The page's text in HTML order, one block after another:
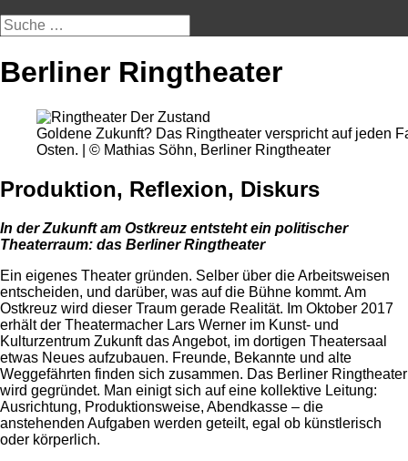
Suche
nach:
Berliner Ringtheater
Goldene Zukunft? Das Ringtheater verspricht auf jeden
Osten. | © Mathias Söhn, Berliner Ringtheater
Produktion, Reflexion, Diskurs
In der Zukunft am Ostkreuz entsteht ein politischer
Theaterraum: das Berliner Ringtheater
Ein eigenes Theater gründen. Selber über die Arbeitsweisen
entscheiden, und darüber, was auf die Bühne kommt. Am
Ostkreuz wird dieser Traum gerade Realität. Im Oktober 2017
erhält der Theatermacher Lars Werner im Kunst- und
Kulturzentrum Zukunft das Angebot, im dortigen Theatersaal
etwas Neues aufzubauen. Freunde, Bekannte und alte
Weggefährten finden sich zusammen. Das Berliner Ringtheater
wird gegründet. Man einigt sich auf eine kollektive Leitung:
Ausrichtung, Produktionsweise, Abendkasse – die
anstehenden Aufgaben werden geteilt, egal ob künstlerisch
oder körperlich.